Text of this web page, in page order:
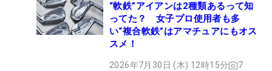
“軟鉄”アイアンは2種類あるって知
ってた？ 女子プロ使用者も多
い“複合軟鉄”はアマチュアにもオス
スメ！
2026年7月30日 (木) 12時15分 7